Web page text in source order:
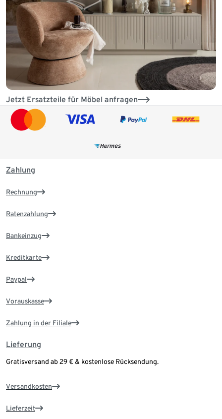
Jetzt Ersatzteile für Möbel anfragen
Zahlung
Rechnung
Ratenzahlung
Bankeinzug
Kreditkarte
Paypal
Vorauskasse
Zahlung in der Filiale
Lieferung
Gratisversand ab 29 € & kostenlose Rücksendung.
Versandkosten
Lieferzeit